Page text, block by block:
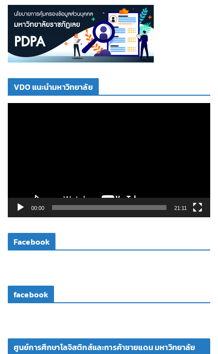
VDO แนะนำมหาวิทยาลัย
ดี
โ
00:00 21:11
Facebook
facebook
ศูนย์การศึกษาโลจิสติกส์และการค้าชายแดน มหาวิทยาลัย